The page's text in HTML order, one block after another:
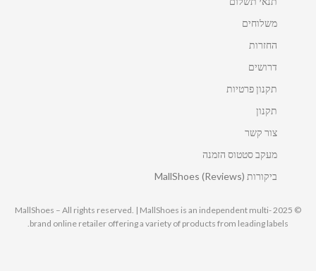
משלוחים
החזרות
דרושים
תקנון פרטיות
תקנון
צור קשר
מעקב סטטוס הזמנה
ביקורות MallShoes (Reviews)
© 2025 MallShoes – All rights reserved. | MallShoes is an independent multi-
brand online retailer offering a variety of products from leading labels.